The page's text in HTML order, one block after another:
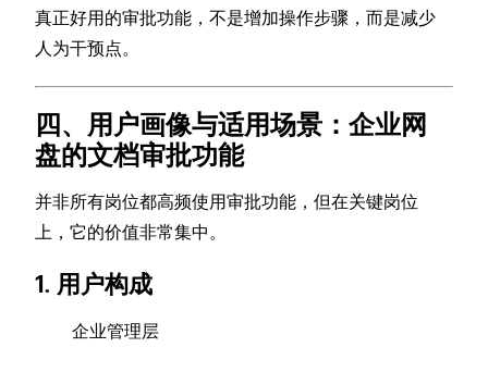
真正好用的审批功能，不是增加操作步骤，而是减少
人为干预点。
四、用户画像与适用场景：企业网
盘的文档审批功能
并非所有岗位都高频使用审批功能，但在关键岗位
上，它的价值非常集中。
1. 用户构成
企业管理层